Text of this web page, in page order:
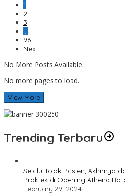
1
2
3
…
96
Next
No More Posts Available.
No more pages to load.
View More
Trending Terbaru
Selalu Tolak Pasien, Akhirnya
Praktek di Opening Athena
February 29, 2024